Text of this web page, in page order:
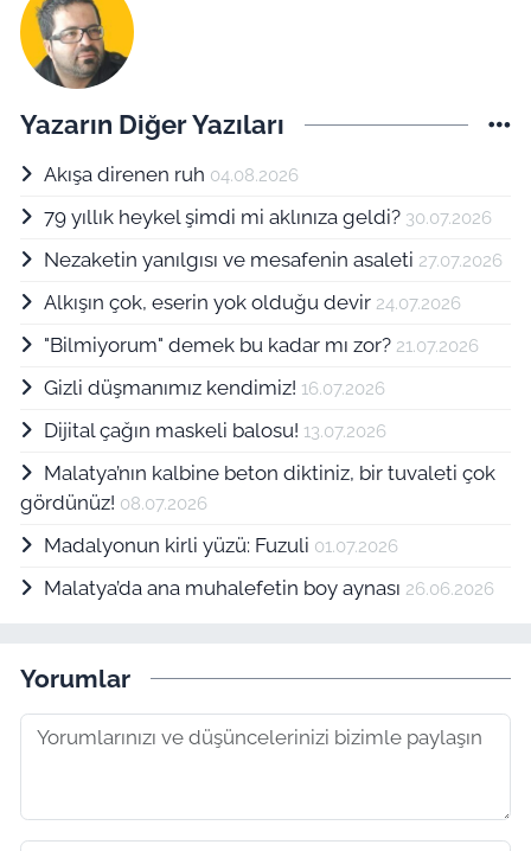
Yazarın Diğer Yazıları
Akışa direnen ruh 04.08.2026
79 yıllık heykel şimdi mi aklınıza geldi? 30.07.2026
Nezaketin yanılgısı ve mesafenin asaleti 27.07.2026
Alkışın çok, eserin yok olduğu devir 24.07.2026
"Bilmiyorum" demek bu kadar mı zor? 21.07.2026
Gizli düşmanımız kendimiz! 16.07.2026
Dijital çağın maskeli balosu! 13.07.2026
Malatya’nın kalbine beton diktiniz, bir tuvaleti çok
gördünüz! 08.07.2026
Madalyonun kirli yüzü: Fuzuli 01.07.2026
Malatya’da ana muhalefetin boy aynası 26.06.2026
Yorumlar